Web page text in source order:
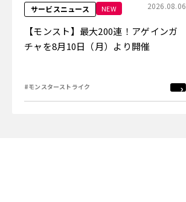
サービスニュース NEW 2026.08.06
【モンスト】最大200連！アゲインガ
チャを8月10日（月）より開催
#モンスターストライク